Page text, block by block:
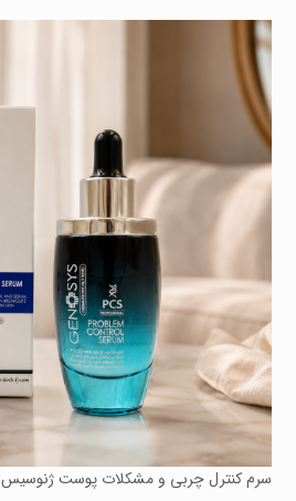
سرم کنترل چربی و مشکلات پوست ژنوسیس 30 میل